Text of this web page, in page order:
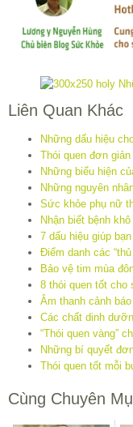
Liên Quan Khác
Những dấu hiệu
Thói quen đơn
Những biểu hiện
Những nguyên
Sức khỏe phụ nữ
Nhận biết bệnh
7 dấu hiệu giúp
Điểm danh các
Bảo vệ tim mùa
8 thói quen tốt cho
Âm thanh cảnh
Các chất dinh
“Thói quen vàng”
Những bí quyết
Thói quen tốt mỗi
Cùng Chuyên